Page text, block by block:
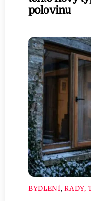
polovinu
BYDLENÍ,RADY,